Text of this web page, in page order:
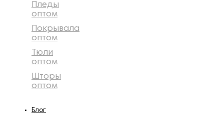
Пледы
оптом
Покрывала
оптом
Тюли
оптом
Шторы
оптом
Блог